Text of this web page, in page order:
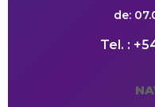
de:
Tel. :